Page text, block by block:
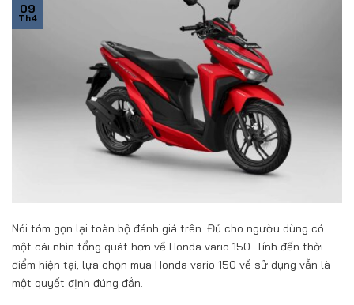
09
Th4
Nói tóm gọn lại toàn bộ đánh giá trên. Đủ cho ngườu dùng có
một cái nhìn tổng quát hơn về Honda vario 150. Tính đến thời
điểm hiện tại, lựa chọn mua Honda vario 150 về sử dụng vẫn là
một quyết định đúng đắn.